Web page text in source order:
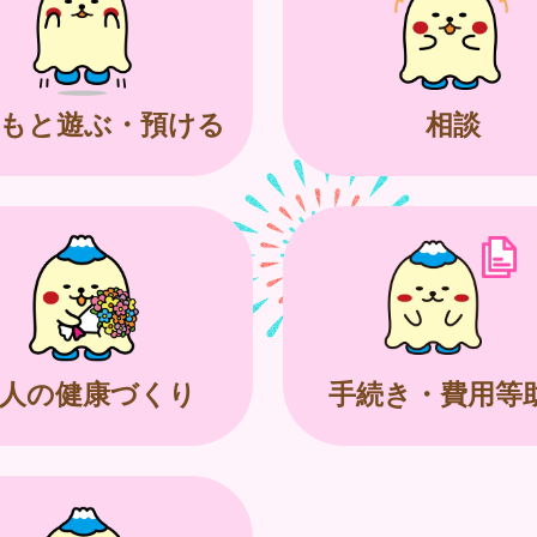
と遊ぶ・預ける 相談
の健康づくり 手続き・費用等